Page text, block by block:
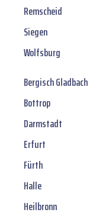
Remscheid
Siegen
Wolfsburg
Bergisch Gladbach
Bottrop
Darmstadt
Erfurt
Fürth
Halle
Heilbronn